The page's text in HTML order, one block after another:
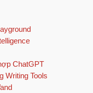
ChatGPT
Writing Tools